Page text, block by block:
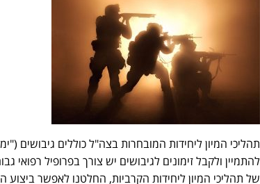
תהליכי המיון ליחידות המובחרות בצה"ל כוללים גיבושים